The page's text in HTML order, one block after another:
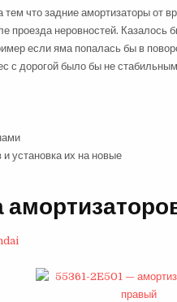
что задние амортизаторы от
проезда неровностей. Казалось
если яма попалась бы в
с дорогой было бы не
установка их на новые